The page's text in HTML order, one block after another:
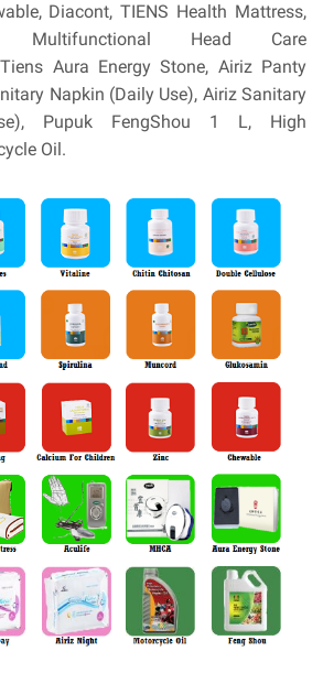
Diacont, TIENS Health Mattress,
Multifunctional Head Care
Aura Energy Stone, Airiz Panty
Napkin (Daily Use), Airiz Sanitary
Pupuk FengShou 1 L, High
Oil.